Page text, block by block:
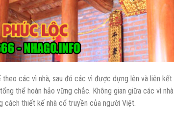
các vì nhà, sau đó các vì được dựng lên và liên kết
thể hoàn hảo vững chắc. Không gian giữa các vì
cách thiết kế nhà cổ truyền của người Việt.